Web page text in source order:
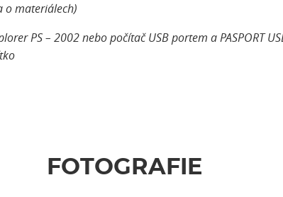
o materiálech)
PS – 2002 nebo počítač USB portem a PASPORT
FOTOGRAFIE